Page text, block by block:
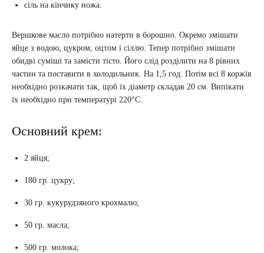
сіль на кінчику ножа.
Вершкове масло потрібно натерти в борошно. Окремо змішати
яйце з водою, цукром, оцтом і сіллю. Тепер потрібно змішати
обидві суміші та замісти тісто. Його слід розділити на 8 рівних
частин та поставити в холодильник. На 1,5 год. Потім всі 8 коржів
необхідно розкачати так, щоб їх діаметр складав 20 см. Випікати
їх необхідно при температурі 220°C.
Основний крем:
2 яйця;
180 гр. цукру;
30 гр. кукурудзяного крохмалю;
50 гр. масла;
500 гр. молока;